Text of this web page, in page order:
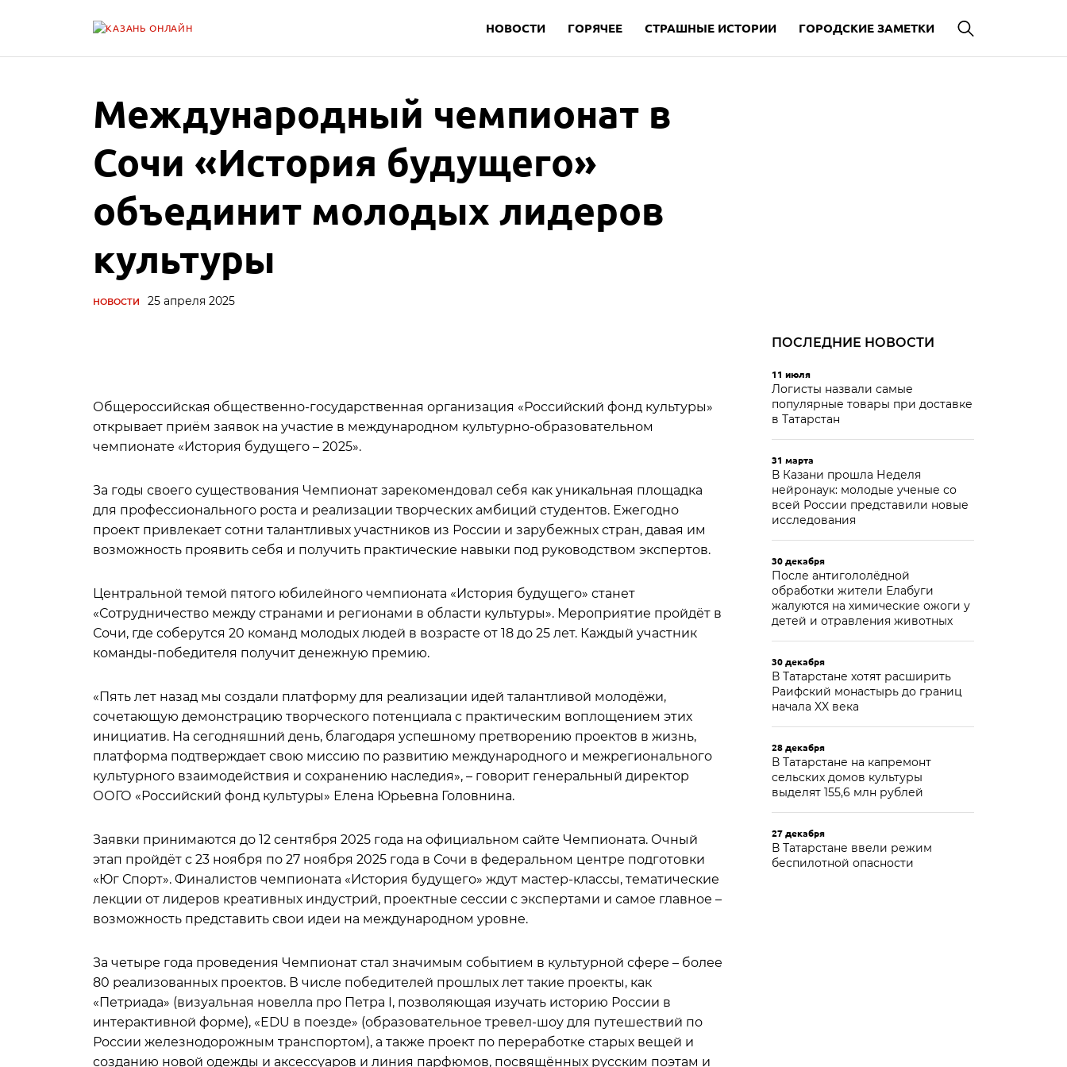
НОВОСТИ ГОРЯЧЕЕ СТРАШНЫЕ ИСТОРИИ ГОРОДСКИЕ ЗАМЕТКИ
Международный чемпионат в
Сочи «История будущего»
объединит молодых лидеров
культуры
НОВОСТИ 25 апреля 2025
Общероссийская общественно-государственная организация «Российский фонд культуры»
открывает приём заявок на участие в международном культурно-образовательном
чемпионате «История будущего – 2025».
За годы своего существования Чемпионат зарекомендовал себя как уникальная площадка
для профессионального роста и реализации творческих амбиций студентов. Ежегодно
проект привлекает сотни талантливых участников из России и зарубежных стран, давая им
возможность проявить себя и получить практические навыки под руководством экспертов.
Центральной темой пятого юбилейного чемпионата «История будущего» станет
«Сотрудничество между странами и регионами в области культуры». Мероприятие пройдёт в
Сочи, где соберутся 20 команд молодых людей в возрасте от 18 до 25 лет. Каждый участник
команды-победителя получит денежную премию.
«Пять лет назад мы создали платформу для реализации идей талантливой молодёжи,
сочетающую демонстрацию творческого потенциала с практическим воплощением этих
инициатив. На сегодняшний день, благодаря успешному претворению проектов в жизнь,
платформа подтверждает свою миссию по развитию международного и межрегионального
культурного взаимодействия и сохранению наследия», – говорит генеральный директор
ООГО «Российский фонд культуры» Елена Юрьевна Головнина.
Заявки принимаются до 12 сентября 2025 года на официальном сайте Чемпионата. Очный
этап пройдёт с 23 ноября по 27 ноября 2025 года в Сочи в федеральном центре подготовки
«Юг Спорт». Финалистов чемпионата «История будущего» ждут мастер-классы, тематические
лекции от лидеров креативных индустрий, проектные сессии с экспертами и самое главное –
возможность представить свои идеи на международном уровне.
За четыре года проведения Чемпионат стал значимым событием в культурной сфере – более
80 реализованных проектов. В числе победителей прошлых лет такие проекты, как
«Петриада» (визуальная новелла про Петра I, позволяющая изучать историю России в
интерактивной форме), «EDU в поезде» (образовательное тревел-шоу для путешествий по
России железнодорожным транспортом), а также проект по переработке старых вещей и
созданию новой одежды и аксессуаров и линия парфюмов, посвящённых русским поэтам и
ПОСЛЕДНИЕ НОВОСТИ
11 июля
Логисты назвали самые
популярные товары при доставке
в Татарстан
31 марта
В Казани прошла Неделя
нейронаук: молодые ученые со
всей России представили новые
исследования
30 декабря
После антигололёдной
обработки жители Елабуги
жалуются на химические ожоги у
детей и отравления животных
30 декабря
В Татарстане хотят расширить
Раифский монастырь до границ
начала XX века
28 декабря
В Татарстане на капремонт
сельских домов культуры
выделят 155,6 млн рублей
27 декабря
В Татарстане ввели режим
беспилотной опасности